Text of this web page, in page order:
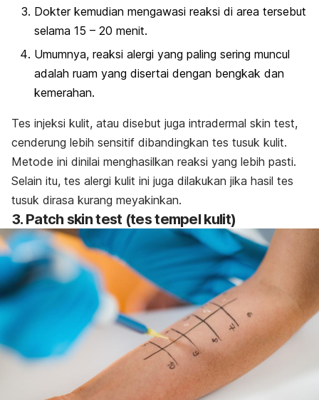
Dokter kemudian mengawasi reaksi di area tersebut
selama 15 – 20 menit.
Umumnya, reaksi alergi yang paling sering muncul
adalah ruam yang disertai dengan bengkak dan
kemerahan.
Tes injeksi kulit, atau disebut juga intradermal skin test,
cenderung lebih sensitif dibandingkan tes tusuk kulit.
Metode ini dinilai menghasilkan reaksi yang lebih pasti.
Selain itu, tes alergi kulit ini juga dilakukan jika hasil tes
tusuk dirasa kurang meyakinkan.
3. Patch skin test (tes tempel kulit)